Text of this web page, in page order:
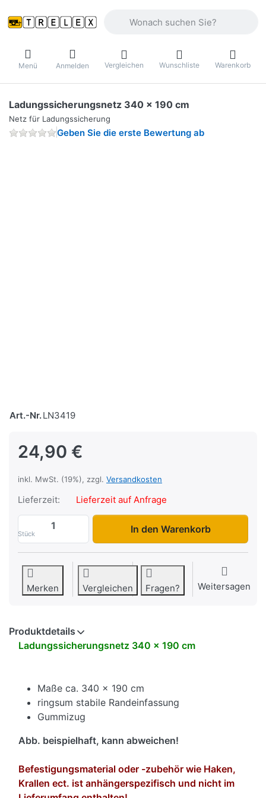
Menü Anmelden Vergleichen Wunschliste Warenkorb
Ladungssicherungsnetz 340 x 190 cm
Netz für Ladungssicherung
Geben Sie die erste Bewertung ab
Art.-Nr.LN3419
24,90 €
inkl. MwSt. (19%), zzgl. Versandkosten
Lieferzeit: Lieferzeit auf Anfrage
Stück
Ladungssicherungsnetz 340 x 190 cm
In den Warenkorb
Merken Vergleichen Fragen? Weitersagen
Produktdetails
Ladungssicherungsnetz 340 x 190 cm
Maße ca. 340 x 190 cm
ringsum stabile Randeinfassung
Gummizug
Abb. beispielhaft, kann abweichen!
Befestigungsmaterial oder -zubehör wie Haken,
Krallen ect. ist anhängerspezifisch und nicht im